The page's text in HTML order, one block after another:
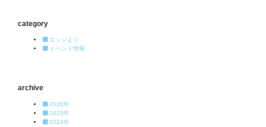
category
エッジより
イベント情報
archive
2026年
2025年
2024年